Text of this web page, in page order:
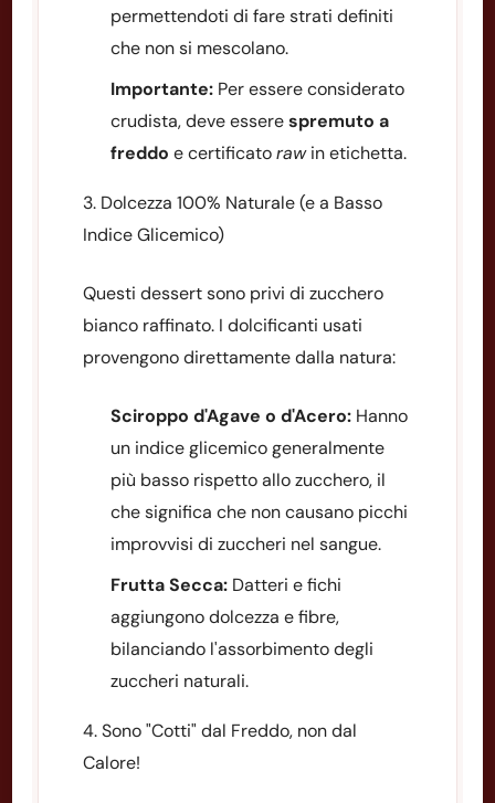
permettendoti di fare strati definiti
che non si mescolano.
Importante: Per essere considerato
crudista, deve esserespremuto a
freddo e certificatorawin etichetta.
3. Dolcezza 100% Naturale (e a Basso
Indice Glicemico)
Questi dessert sono privi di zucchero
bianco raffinato. I dolcificanti usati
provengono direttamente dalla natura:
Sciroppo d'Agave o d'Acero: Hanno
un indice glicemico generalmente
più basso rispetto allo zucchero, il
che significa che non causano picchi
improvvisi di zuccheri nel sangue.
Frutta Secca: Datteri e fichi
aggiungono dolcezza e fibre,
bilanciando l'assorbimento degli
zuccheri naturali.
4. Sono "Cotti" dal Freddo, non dal
Calore!